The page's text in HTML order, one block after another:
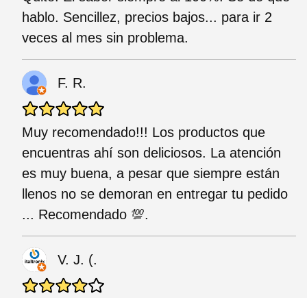
hablo. Sencillez, precios bajos... para ir 2
veces al mes sin problema.
F. R.
Muy recomendado!!! Los productos que
encuentras ahí son deliciosos. La atención
es muy buena, a pesar que siempre están
llenos no se demoran en entregar tu pedido
... Recomendado 💯.
V. J. (.